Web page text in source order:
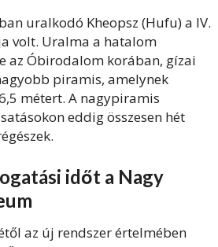
uralkodó Kheopsz (Hufu) a IV.
volt. Uralma a hatalom
az Óbirodalom korában, gízai
piramis, amelynek
métert. A nagypiramis
eddig összesen hét
időt a Nagy
az új rendszer értelmében